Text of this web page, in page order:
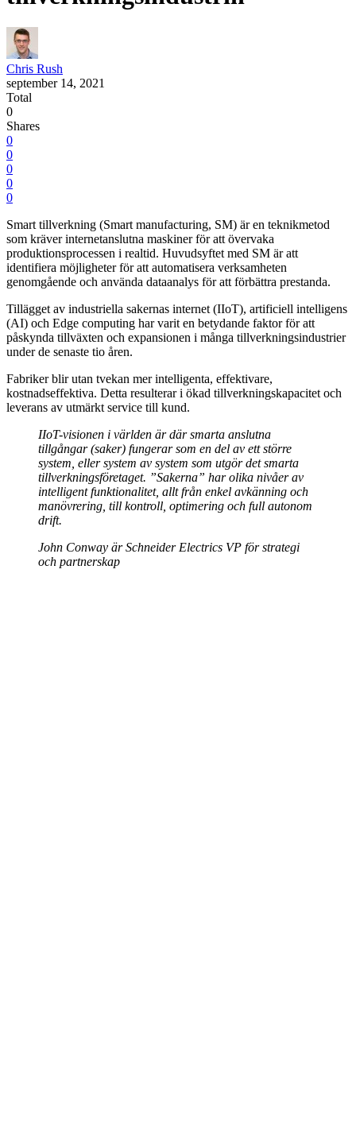
Chris Rush
september 14, 2021
Total
0
Shares
0
0
0
0
0
Smart tillverkning (Smart manufacturing, SM) är en teknikmetod
som kräver internetanslutna maskiner för att övervaka
produktionsprocessen i realtid. Huvudsyftet med SM är att
identifiera möjligheter för att automatisera verksamheten
genomgående och använda dataanalys för att förbättra prestanda.
Tillägget av industriella sakernas internet (IIoT), artificiell intelligens
(AI) och Edge computing har varit en betydande faktor för att
påskynda tillväxten och expansionen i många tillverkningsindustrier
under de senaste tio åren.
Fabriker blir utan tvekan mer intelligenta, effektivare,
kostnadseffektiva. Detta resulterar i ökad tillverkningskapacitet och
leverans av utmärkt service till kund.
IIoT-visionen i världen är där smarta anslutna
tillgångar (saker) fungerar som en del av ett större
system, eller system av system som utgör det smarta
tillverkningsföretaget. ”Sakerna” har olika nivåer av
intelligent funktionalitet, allt från enkel avkänning och
manövrering, till kontroll, optimering och full autonom
drift.
John Conway är Schneider Electrics VP för strategi
och partnerskap